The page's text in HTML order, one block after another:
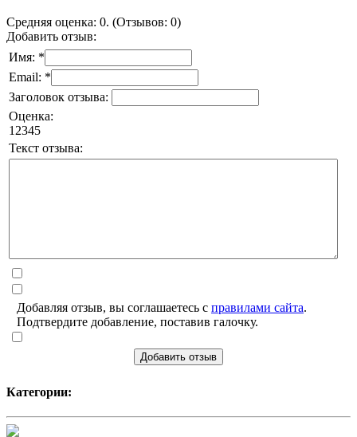
Средняя оценка: 0. (Отзывов: 0)
Добавить отзыв:
Имя: *
Email: *
Заголовок отзыва:
Оценка:
1 2345
Текст отзыва:
Добавляя отзыв, вы соглашаетесь с правилами сайта.
Подтвердите добавление, поставив галочку.
Добавить отзыв
Категории: